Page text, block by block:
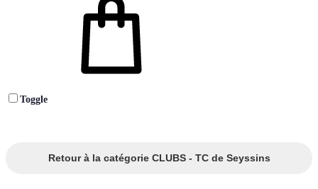
Toggle
Retour à la catégorie CLUBS - TC de Seyssins